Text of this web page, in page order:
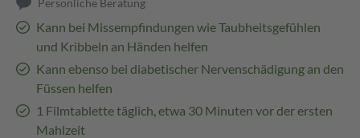
Persönliche Beratung
Kann bei Missempfindungen wie Taubheitsgefühlen
und Kribbeln an Händen helfen
Kann ebenso bei diabetischer Nervenschädigung an den
Füssen helfen
1 Filmtablette täglich, etwa 30 Minuten vor der ersten
Mahlzeit